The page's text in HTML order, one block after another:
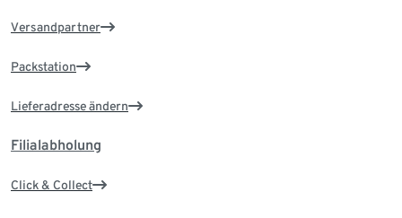
Versandpartner
Packstation
Lieferadresse ändern
Filialabholung
Click & Collect